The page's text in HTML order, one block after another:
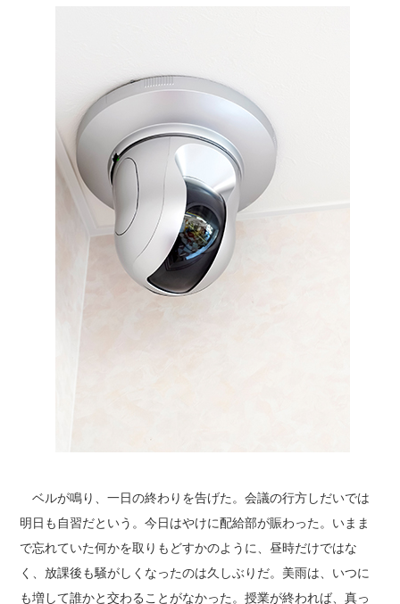
ベルが鳴り、一日の終わりを告げた。会議の行方しだいでは
明日も自習だという。今日はやけに配給部が賑わった。いまま
で忘れていた何かを取りもどすかのように、昼時だけではな
く、放課後も騒がしくなったのは久しぶりだ。美雨は、いつに
も増して誰かと交わることがなかった。授業が終われば、真っ